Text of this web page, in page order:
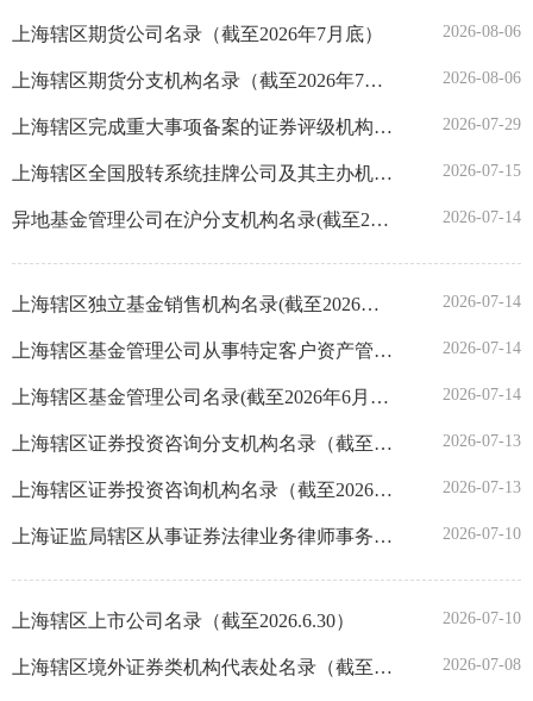
广东
广西
重庆
贵州
西藏
甘肃
上海辖区期货公司名录（截至2026年7月底） 2026-08-06
上海辖区期货分支机构名录（截至2026年7月底） 2026-08-06
上海辖区完成重大事项备案的证券评级机构名录（截至2026年7月27日） 2026-07-29
上海辖区全国股转系统挂牌公司及其主办机构名录（2026年6月底） 2026-07-15
异地基金管理公司在沪分支机构名录(截至2026年6月底) 2026-07-14
上海辖区独立基金销售机构名录(截至2026年6月底) 2026-07-14
上海辖区基金管理公司从事特定客户资产管理业务子公司名录（截至2026年6月底） 2026-07-14
上海辖区基金管理公司名录(截至2026年6月底) 2026-07-14
上海辖区证券投资咨询分支机构名录（截至2026年6月底） 2026-07-13
上海辖区证券投资咨询机构名录（截至2026年6月底） 2026-07-13
上海证监局辖区从事证券法律业务律师事务所重大事项变更和年度备案表(截至2026年7月10日) 2026-07-10
上海辖区上市公司名录（截至2026.6.30） 2026-07-10
上海辖区境外证券类机构代表处名录（截至2026年6月底） 2026-07-08